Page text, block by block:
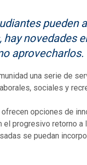
pueden
novedades
aprovecharlos.
una serie de
sociales y
ofrecen opciones de
progresivo retorno a
se puedan